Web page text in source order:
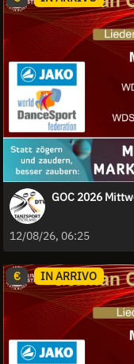
GOC 2026
12/08/26, 06:25
€ IN ARRIVO